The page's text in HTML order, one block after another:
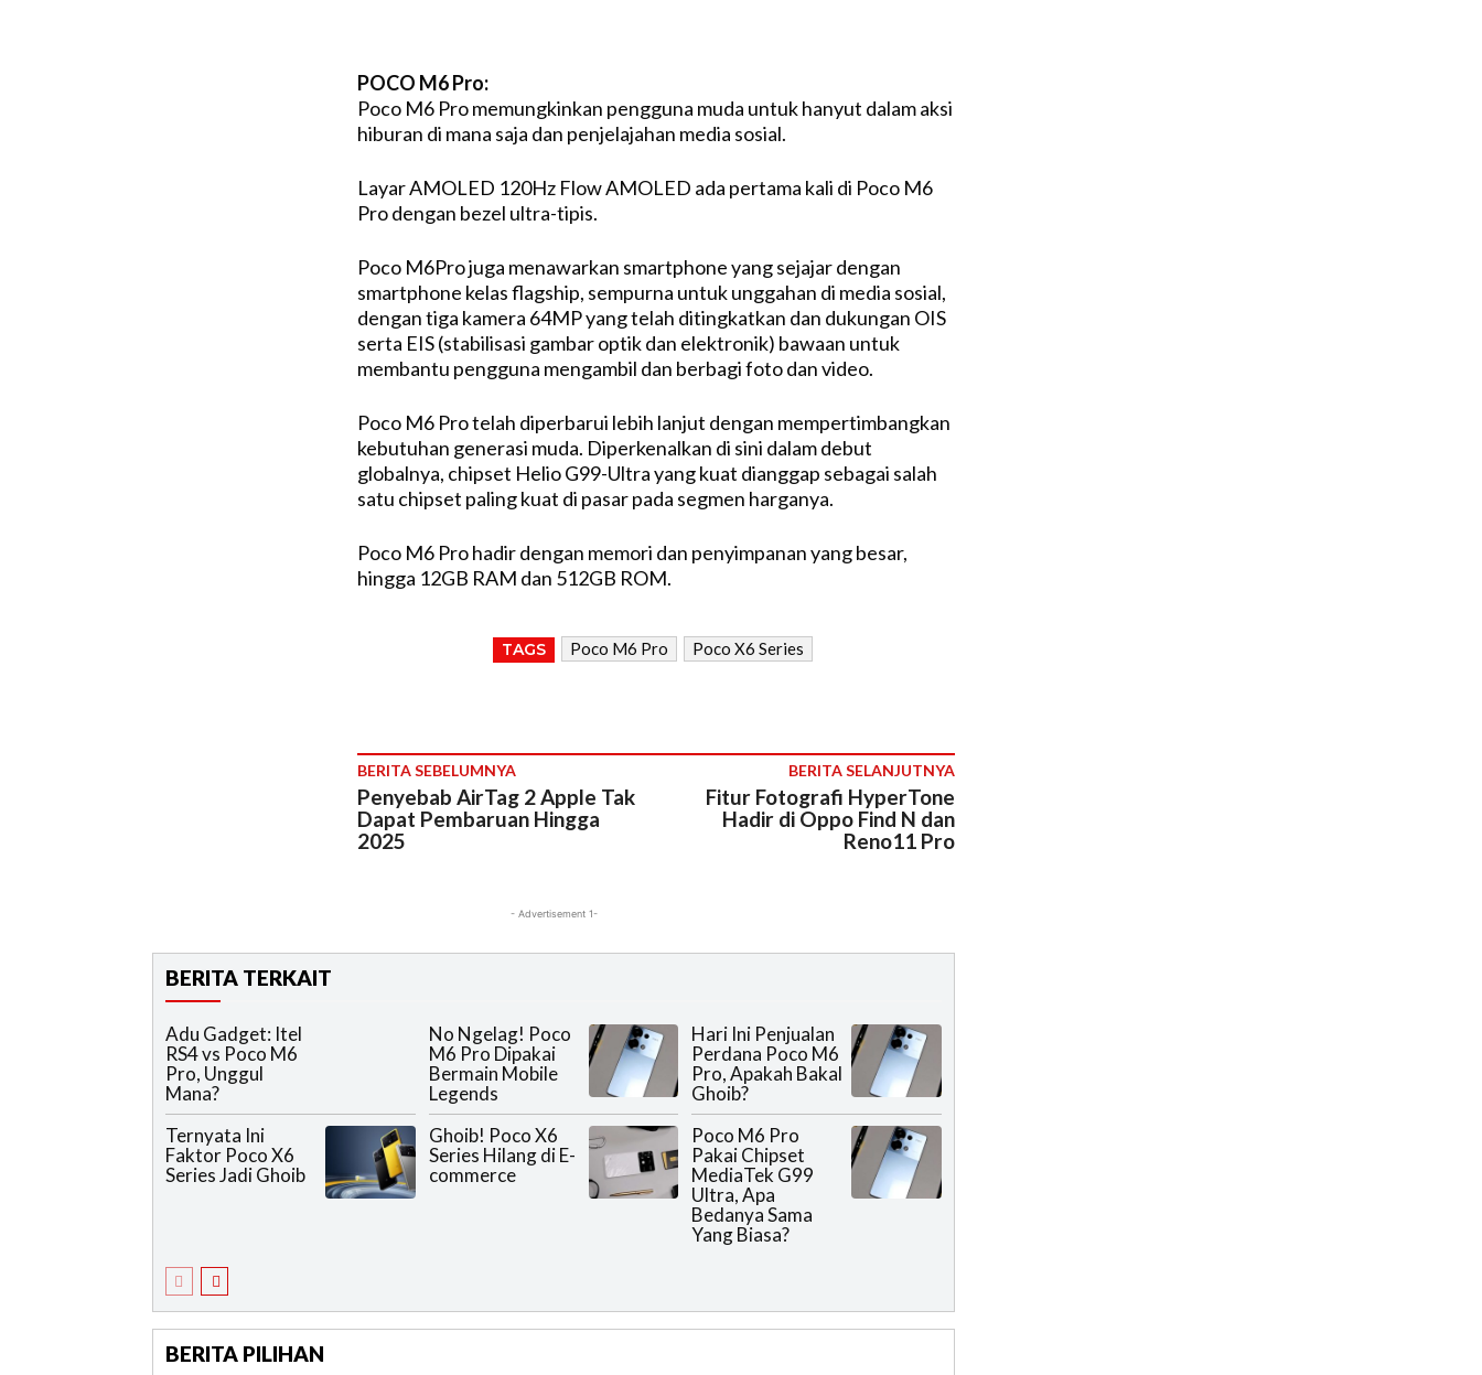
POCO M6 Pro:
Poco M6 Pro memungkinkan pengguna muda untuk hanyut dalam aksi
hiburan di mana saja dan penjelajahan media sosial.
Layar AMOLED 120Hz Flow AMOLED ada pertama kali di Poco M6
Pro dengan bezel ultra-tipis.
Poco M6Pro juga menawarkan smartphone yang sejajar dengan
smartphone kelas flagship, sempurna untuk unggahan di media sosial,
dengan tiga kamera 64MP yang telah ditingkatkan dan dukungan OIS
serta EIS (stabilisasi gambar optik dan elektronik) bawaan untuk
membantu pengguna mengambil dan berbagi foto dan video.
Poco M6 Pro telah diperbarui lebih lanjut dengan mempertimbangkan
kebutuhan generasi muda. Diperkenalkan di sini dalam debut
globalnya, chipset Helio G99-Ultra yang kuat dianggap sebagai salah
satu chipset paling kuat di pasar pada segmen harganya.
Poco M6 Pro hadir dengan memori dan penyimpanan yang besar,
hingga 12GB RAM dan 512GB ROM.
TAGS Poco M6 Pro Poco X6 Series
BERITA SEBELUMNYA
Penyebab AirTag 2 Apple Tak
Dapat Pembaruan Hingga
2025
BERITA SELANJUTNYA
Fitur Fotografi HyperTone
Hadir di Oppo Find N dan
Reno11 Pro
- Advertisement 1-
BERITA TERKAIT
Adu Gadget: Itel
RS4 vs Poco M6
Pro, Unggul
Mana?
No Ngelag! Poco
M6 Pro Dipakai
Bermain Mobile
Legends
Hari Ini Penjualan
Perdana Poco M6
Pro, Apakah Bakal
Ghoib?
Ternyata Ini
Faktor Poco X6
Series Jadi Ghoib
Ghoib! Poco X6
Series Hilang di E-
commerce
Poco M6 Pro
Pakai Chipset
MediaTek G99
Ultra, Apa
Bedanya Sama
Yang Biasa?
BERITA PILIHAN